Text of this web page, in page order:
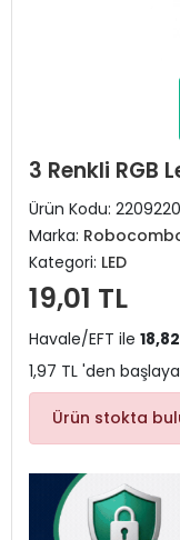
3 Renkli RGB
Ürün Kodu:
Marka:
Kategori: LED
19,01 TL
Havale/EFT ile
1,97 TL 'den
Ürün stokta